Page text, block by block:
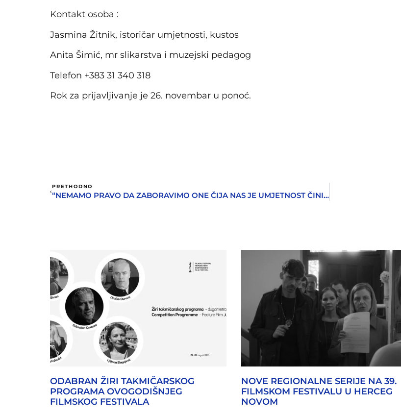
Kontakt osoba :
Jasmina Žitnik, istoričar umjetnosti, kustos
Anita Šimić, mr slikarstva i muzejski pedagog
Telefon +383 31 340 318
Rok za prijavljivanje je 26. novembar u ponoć.
PRETHODNO
“NEMAMO PRAVO DA ZABORAVIMO ONE ČIJA NAS JE UMJETNOST ČINILA SRETNIMA”
ODABRAN ŽIRI TAKMIČARSKOG
PROGRAMA OVOGODIŠNJEG
FILMSKOG FESTIVALA
NOVE REGIONALNE SERIJE NA 39.
FILMSKOM FESTIVALU U HERCEG
NOVOM